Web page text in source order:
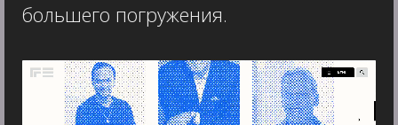
большего погружения.